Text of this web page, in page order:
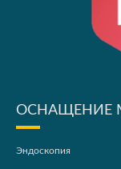
ОСНАЩЕНИЕ
Эндоскопия